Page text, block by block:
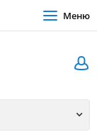
Меню